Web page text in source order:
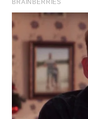
PRIANGAN
TIMUR
WN
SEMARANG
WN